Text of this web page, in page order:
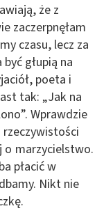
że z
zaczerpnęłam
czasu, lecz za
głupią na
poeta i
tak: „Jak na
Wprawdzie
o marzycielstwo.
płacić w
Nikt nie